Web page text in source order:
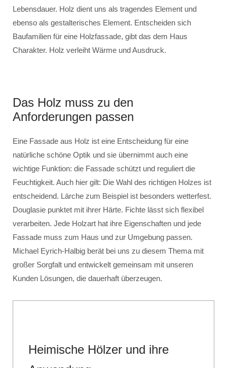
Lebensdauer. Holz dient uns als tragendes Element und
ebenso als gestalterisches Element. Entscheiden sich
Baufamilien für eine Holzfassade, gibt das dem Haus
Charakter. Holz verleiht Wärme und Ausdruck.
Das Holz muss zu den
Anforderungen passen
Eine Fassade aus Holz ist eine Entscheidung für eine
natürliche schöne Optik und sie übernimmt auch eine
wichtige Funktion: die Fassade schützt und reguliert die
Feuchtigkeit. Auch hier gilt: Die Wahl des richtigen Holzes ist
entscheidend. Lärche zum Beispiel ist besonders wetterfest.
Douglasie punktet mit ihrer Härte. Fichte lässt sich flexibel
verarbeiten. Jede Holzart hat ihre Eigenschaften und jede
Fassade muss zum Haus und zur Umgebung passen.
Michael Eyrich-Halbig berät bei uns zu diesem Thema mit
großer Sorgfalt und entwickelt gemeinsam mit unseren
Kunden Lösungen, die dauerhaft überzeugen.
Heimische Hölzer und ihre